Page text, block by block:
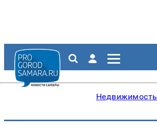
Недвижимость